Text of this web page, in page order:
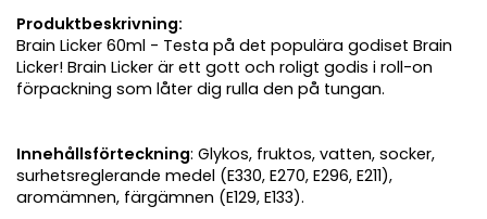
Produktbeskrivning:
Brain Licker 60ml - Testa på det populära godiset Brain
Licker! Brain Licker är ett gott och roligt godis i roll-on
förpackning som låter dig rulla den på tungan.
Innehållsförteckning: Glykos, fruktos, vatten, socker,
surhetsreglerande medel (E330, E270, E296, E211),
aromämnen, färgämnen (E129, E133).